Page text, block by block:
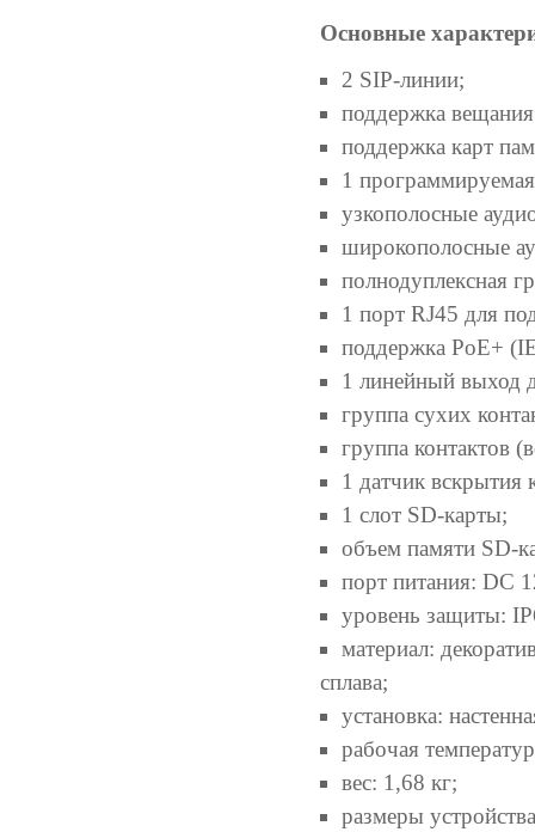
Основные
2 SIP-линии;
поддержка
поддержка карт
1
узкополосные
широкополосные
полнодуплексная
1 порт RJ45 для
поддержка PoE+
1 линейный выход
группа сухих
группа контактов
1 датчик вскрытия
1 слот SD-карты;
объем памяти SD-
порт питания: DC
уровень защиты:
материал:
сплава;
установка:
рабочая
вес: 1,68 кг;
размеры